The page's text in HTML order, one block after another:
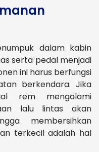
dalam kabin
serta pedal menjadi
ini harus berfungsi
berkendara. Jika
rem mengalami
lalu lintas akan
membersihkan
terkecil adalah hal